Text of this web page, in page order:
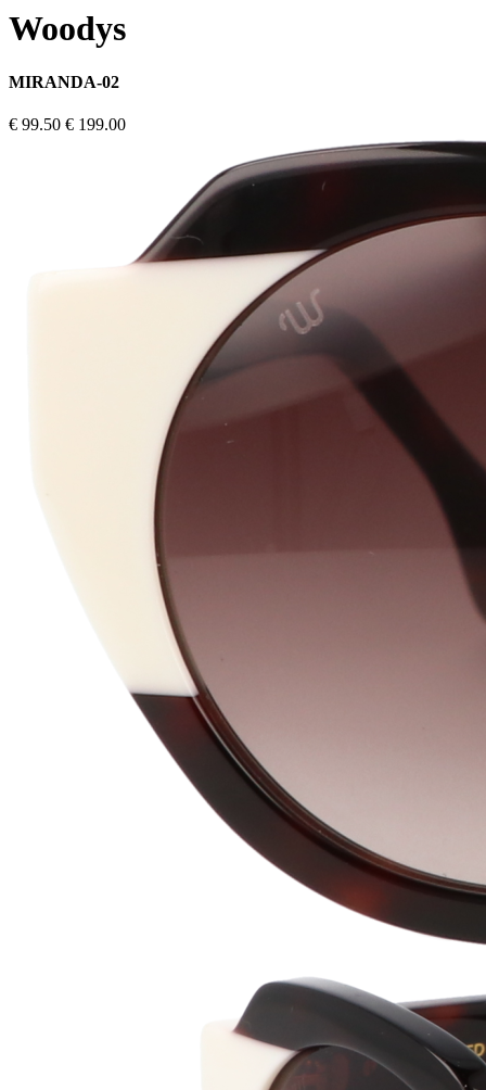
Woodys
MIRANDA-02
€ 99.50 € 199.00